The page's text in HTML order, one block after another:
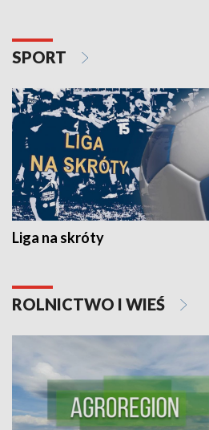
SPORT
Liga na skróty
ROLNICTWO I WIEŚ